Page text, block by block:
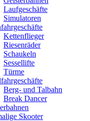
Laufgeschäfte
Simulatoren
Kettenflieger
Riesenräder
Schaukeln
Sessellifte
Türme
Berg- und Talbahn
Break Dancer
Skooter